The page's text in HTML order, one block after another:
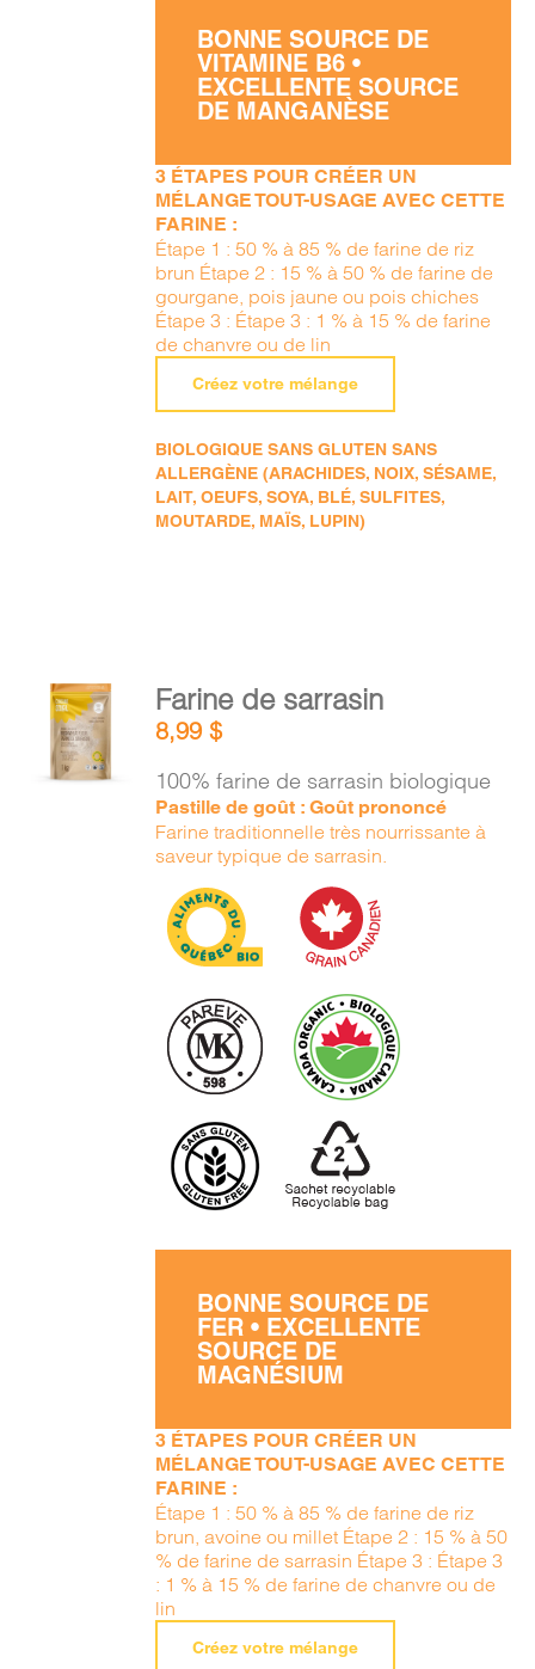
BONNE SOURCE DE
VITAMINE B6 •
EXCELLENTE SOURCE
DE MANGANÈSE
3 ÉTAPES POUR CRÉER UN
MÉLANGE TOUT-USAGE AVEC CETTE
FARINE :
Étape 1 : 50 % à 85 % de farine de riz
brun Étape 2 : 15 % à 50 % de farine de
gourgane, pois jaune ou pois chiches
Étape 3 : Étape 3 : 1 % à 15 % de farine
de chanvre ou de lin
Créez votre mélange
BIOLOGIQUE SANS GLUTEN SANS
ALLERGÈNE (ARACHIDES, NOIX, SÉSAME,
LAIT, OEUFS, SOYA, BLÉ, SULFITES,
MOUTARDE, MAÏS, LUPIN)
AJOUTER
AU
PANIER
Farine de sarrasin
8,99$
100% farine de sarrasin biologique
Pastille de goût : Goût prononcé
Farine traditionnelle très nourrissante à
saveur typique de sarrasin.
BONNE SOURCE DE
FER • EXCELLENTE
SOURCE DE
MAGNÉSIUM
3 ÉTAPES POUR CRÉER UN
MÉLANGE TOUT-USAGE AVEC CETTE
FARINE :
Étape 1 : 50 % à 85 % de farine de riz
brun, avoine ou millet Étape 2 : 15 % à 50
% de farine de sarrasin Étape 3 : Étape 3
: 1 % à 15 % de farine de chanvre ou de
lin
Créez votre mélange